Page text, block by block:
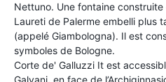
Nettuno. Une fontaine
Laureti de Palerme embelli plus
(appelé Giambologna). Il est
symboles de Bologne.
Corte de' Galluzzi It est
Galvani, en face de